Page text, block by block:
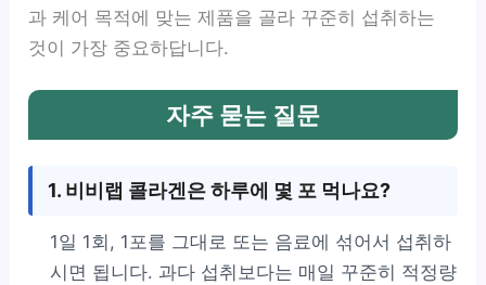
과 케어 목적에 맞는 제품을 골라 꾸준히 섭취하는
것이 가장 중요하답니다.
자주 묻는 질문
1. 비비랩 콜라겐은 하루에 몇 포 먹나요?
1일 1회, 1포를 그대로 또는 음료에 섞어서 섭취하
시면 됩니다. 과다 섭취보다는 매일 꾸준히 적정량